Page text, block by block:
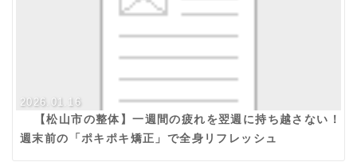
2026.01.16
【松山市の整体】一週間の疲れを翌週に持ち越さない！
週末前の「ポキポキ矯正」で全身リフレッシュ